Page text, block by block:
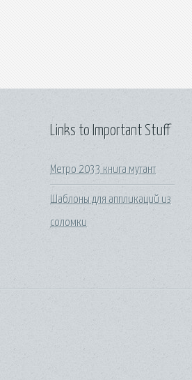
Links to Important Stuff
Метро 2033 книга мутант
Шаблоны для аппликаций из
соломки